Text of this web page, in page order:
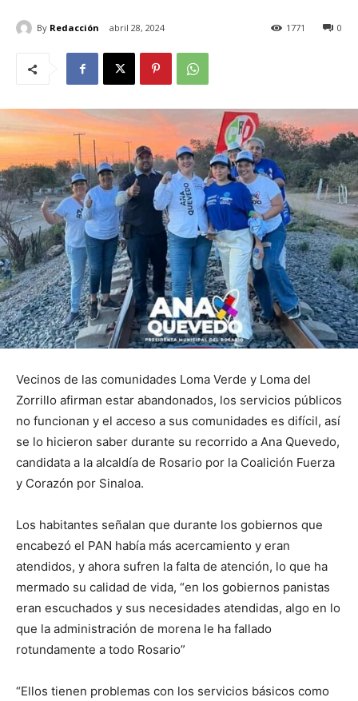
By Redacción abril 28, 2024 0
1771
Vecinos de las comunidades Loma Verde y Loma del
Zorrillo afirman estar abandonados, los servicios públicos
no funcionan y el acceso a sus comunidades es difícil, así
se lo hicieron saber durante su recorrido a Ana Quevedo,
candidata a la alcaldía de Rosario por la Coalición Fuerza
y Corazón por Sinaloa.
Los habitantes señalan que durante los gobiernos que
encabezó el PAN había más acercamiento y eran
atendidos, y ahora sufren la falta de atención, lo que ha
mermado su calidad de vida, “en los gobiernos panistas
eran escuchados y sus necesidades atendidas, algo en lo
que la administración de morena le ha fallado
rotundamente a todo Rosario”
“Ellos tienen problemas con los servicios básicos como